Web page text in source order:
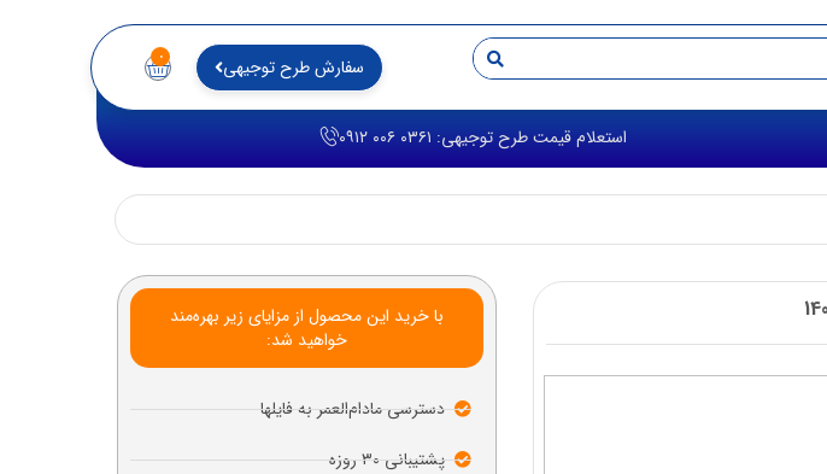
سفارش طرح توجیهی ۰
استعلام قیمت طرح توجیهی: ۰۳۶۱ ۰۰۶ ۰۹۱۲
با خرید این محصول از مزایای زیر بهره‌مند
خواهید شد:
دسترسی مادام‌العمر به فایلها
پشتیبانی ۳۰ روزه